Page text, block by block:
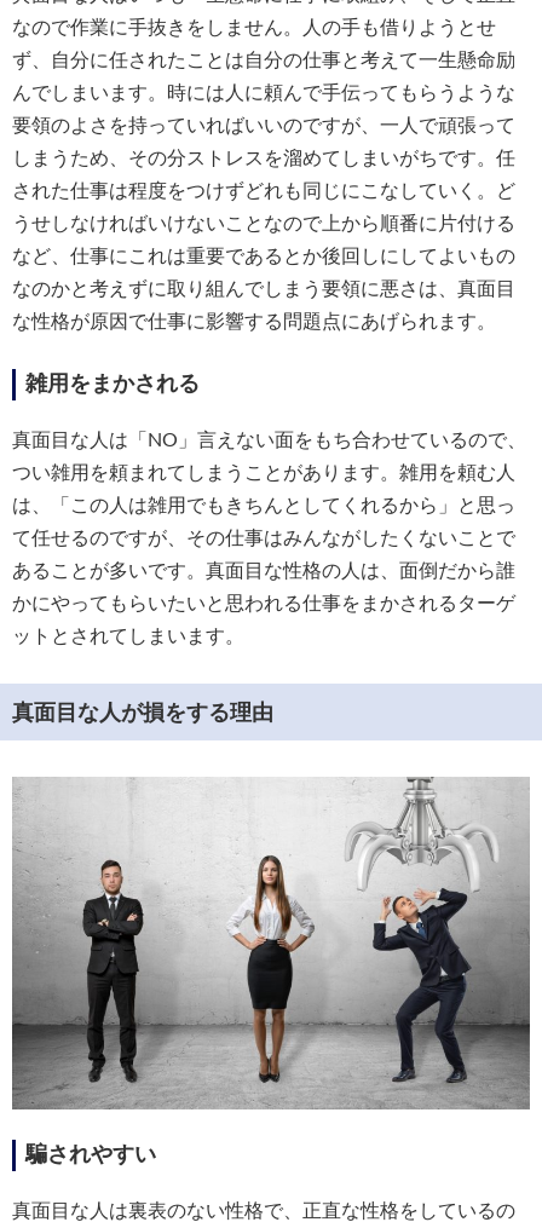
なので作業に手抜きをしません。人の手も借りようとせ
ず、自分に任されたことは自分の仕事と考えて一生懸命励
んでしまいます。時には人に頼んで手伝ってもらうような
要領のよさを持っていればいいのですが、一人で頑張って
しまうため、その分ストレスを溜めてしまいがちです。任
された仕事は程度をつけずどれも同じにこなしていく。ど
うせしなければいけないことなので上から順番に片付ける
など、仕事にこれは重要であるとか後回しにしてよいもの
なのかと考えずに取り組んでしまう要領に悪さは、真面目
な性格が原因で仕事に影響する問題点にあげられます。
雑用をまかされる
真面目な人は「NO」言えない面をもち合わせているので、
つい雑用を頼まれてしまうことがあります。雑用を頼む人
は、「この人は雑用でもきちんとしてくれるから」と思っ
て任せるのですが、その仕事はみんながしたくないことで
あることが多いです。真面目な性格の人は、面倒だから誰
かにやってもらいたいと思われる仕事をまかされるターゲ
ットとされてしまいます。
真面目な人が損をする理由
騙されやすい
真面目な人は裏表のない性格で、正直な性格をしているの